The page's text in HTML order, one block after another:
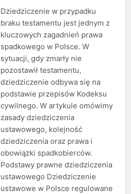
Dziedziczenie w przypadku
braku testamentu jest jednym z
kluczowych zagadnień prawa
spadkowego w Polsce. W
sytuacji, gdy zmarły nie
pozostawił testamentu,
dziedziczenie odbywa się na
podstawie przepisów Kodeksu
cywilnego. W artykule omówimy
zasady dziedziczenia
ustawowego, kolejność
dziedziczenia oraz prawa i
obowiązki spadkobierców.
Podstawy prawne dziedziczenia
ustawowego Dziedziczenie
ustawowe w Polsce regulowane